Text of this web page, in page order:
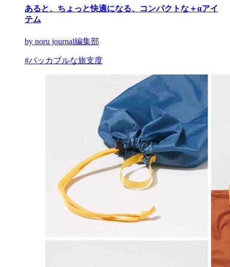
あると、ちょっと快適になる、コンパクトな＋αアイ
テム
by noru journal編集部
#パッカブルな旅支度